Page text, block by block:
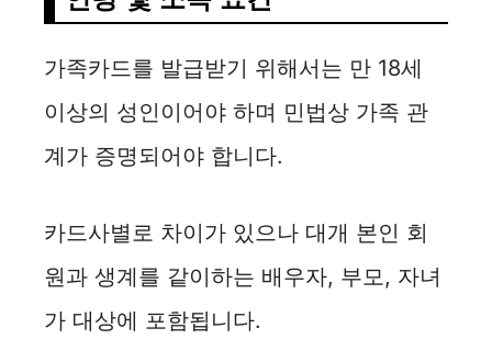
가족카드를 발급받기 위해서는 만 18세
이상의 성인이어야 하며 민법상 가족 관
계가 증명되어야 합니다.
카드사별로 차이가 있으나 대개 본인 회
원과 생계를 같이하는 배우자, 부모, 자녀
가 대상에 포함됩니다.